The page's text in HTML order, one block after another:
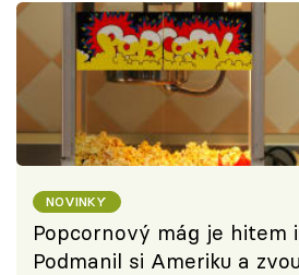
NOVINKY
Popcornový mág je hitem
Podmanil si Ameriku a